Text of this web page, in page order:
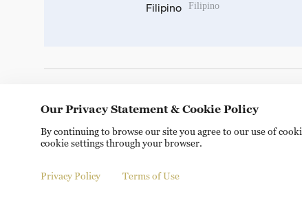
Filipino Filipino
© China Radio International.CRI. All Rights Reserved. 16A
Our Privacy Statement & Cookie Policy
By continuing to browse our site you agree to our use of
cookie settings through your browser.
Privacy Policy Terms of Use